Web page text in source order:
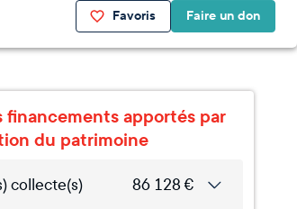
Favoris Faire un don
financements apportés par
du patrimoine
collecte(s) 86 128 €